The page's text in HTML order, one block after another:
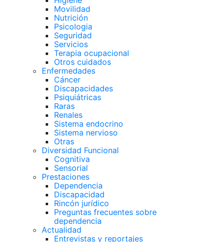
Movilidad
Nutrición
Psicologia
Seguridad
Servicios
Terapia ocupacional
Otros cuidados
Enfermedades
Cáncer
Discapacidades
Psiquiátricas
Raras
Renales
Sistema endocrino
Sistema nervioso
Otras
Diversidad Funcional
Cognitiva
Sensorial
Prestaciones
Dependencia
Discapacidad
Rincón jurídico
Preguntas frecuentes sobre
dependencia
Actualidad
Entrevistas y reportajes